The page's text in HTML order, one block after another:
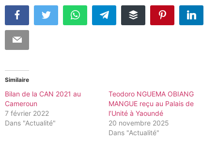
Similaire
Bilan de la CAN 2021 au
Cameroun
7 février 2022
Dans "Actualité"
Teodoro NGUEMA OBIANG
MANGUE reçu au Palais de
l’Unité à Yaoundé
20 novembre 2025
Dans "Actualité"